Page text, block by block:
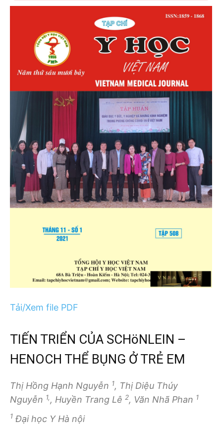
Tải/Xem file PDF
TIẾN TRIỂN CỦA SCHöNLEIN –
HENOCH THỂ BỤNG Ở TRẺ EM
Thị Hồng Hạnh Nguyễn 1, Thị Diệu Thúy
Nguyễn 1,, Huyền Trang Lê 2, Văn Nhã Phan 1
1 Đại học Y Hà nội